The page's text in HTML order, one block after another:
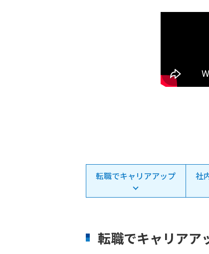
転職でキャリアアップ 社
転職でキャリアア